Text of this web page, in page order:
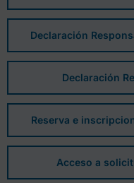
Declaración
Declaración
Reserva e
Acceso a